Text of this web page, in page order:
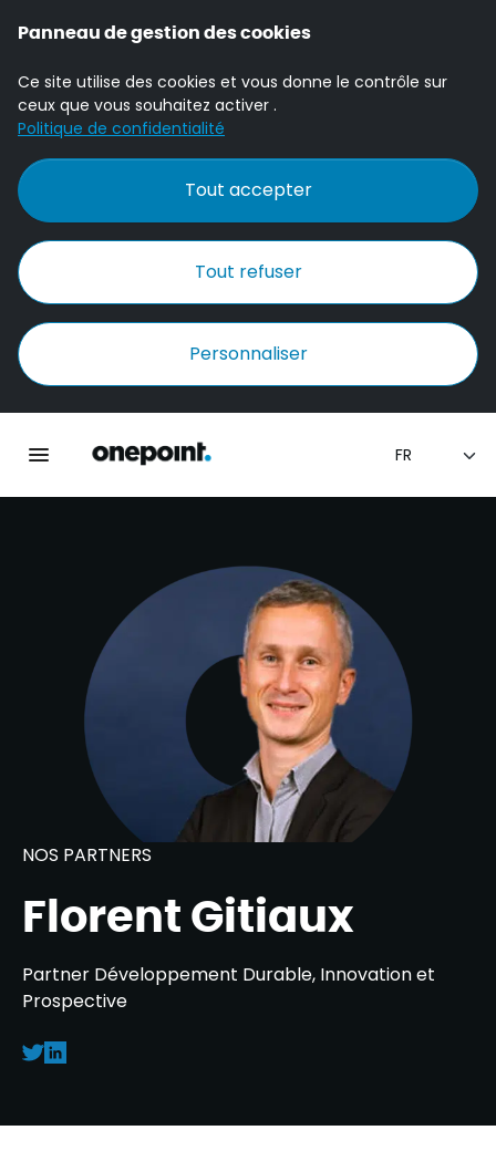
Panneau de gestion des cookies
Ce site utilise des cookies et vous donne le contrôle sur
ceux que vous souhaitez activer .
Politique de confidentialité
Tout accepter
Tout refuser
Personnaliser
Accueil Onepoint
NOS PARTNERS
Florent Gitiaux
Partner Développement Durable, Innovation et
Prospective